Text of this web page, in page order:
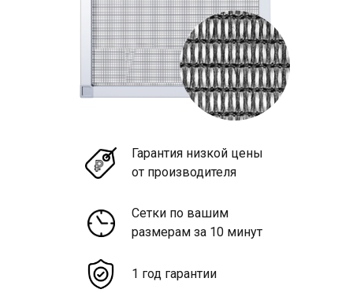
Гарантия низкой цены
от производителя
Сетки по вашим
размерам за 10 минут
1 год гарантии